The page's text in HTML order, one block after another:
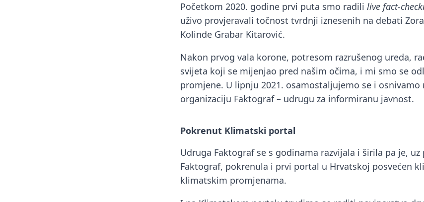
Početkom 2020. godine prvi puta smo radili live fact-
uživo provjeravali točnost tvrdnji iznesenih na debati
Kolinde Grabar Kitarović.
Nakon prvog vala korone, potresom razrušenog ureda,
svijeta koji se mijenjao pred našim očima, i mi smo se
promjene. U lipnju 2021. osamostaljujemo se i
organizaciju Faktograf – udrugu za informiranu javnost.
Pokrenut Klimatski portal
Udruga Faktograf se s godinama razvijala i širila pa je, uz
Faktograf, pokrenula i prvi portal u Hrvatskoj posvećen
klimatskim promjenama.